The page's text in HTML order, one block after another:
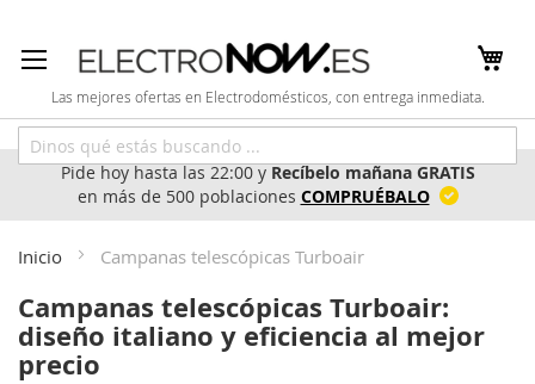
al
contenido
Las mejores ofertas en Electrodomésticos, con entrega inmediata.
Pide hoy hasta las 22:00 yRecíbelo mañana GRATIS
en más de 500 poblaciones COMPRUÉBALO
Inicio Campanas telescópicas Turboair
Campanas telescópicas Turboair:
diseño italiano y eficiencia al mejor
precio